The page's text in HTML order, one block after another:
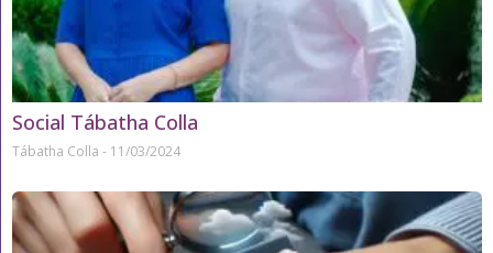
Social Tábatha Colla
Tábatha Colla 11/03/2024